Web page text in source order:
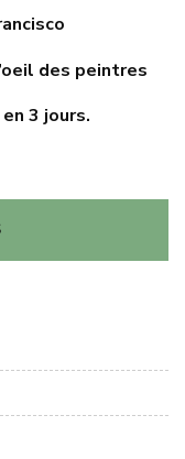
des peintres
3 jours.